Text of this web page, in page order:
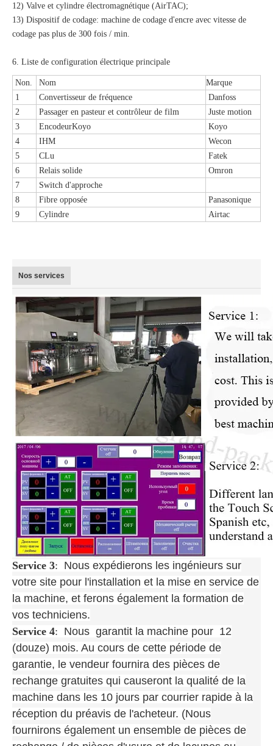
12) Valve et cylindre électromagnétique (AirTAC);
13) Dispositif de codage: machine de codage d'encre avec vitesse de
codage pas plus de 300 fois / min.
6. Liste de configuration électrique principale
Non. Nom
Marque
1
Convertisseur de fréquence
Danfoss
2
Passager en pasteur et contrôleur de film
Juste motion
3
EncodeurKoyo
Koyo
4
IHM
Wecon
5
CLu
Fatek
6
Relais solide
Omron
7
Switch d'approche
8
Fibre opposée
Panasonique
9
Cylindre Airtac
Nos services
Service 3: Nous expédierons les ingénieurs sur
votre site pour l'installation et la mise en service de
la machine, et ferons également la formation de
vos techniciens.
Service 4: Nous garantit la machine pour 12
(douze) mois. Au cours de cette période de
garantie, le vendeur fournira des pièces de
rechange gratuites qui causeront la qualité de la
machine dans les 10 jours par courrier rapide à la
réception du préavis de l'acheteur. (Nous
fournirons également un ensemble de pièces de